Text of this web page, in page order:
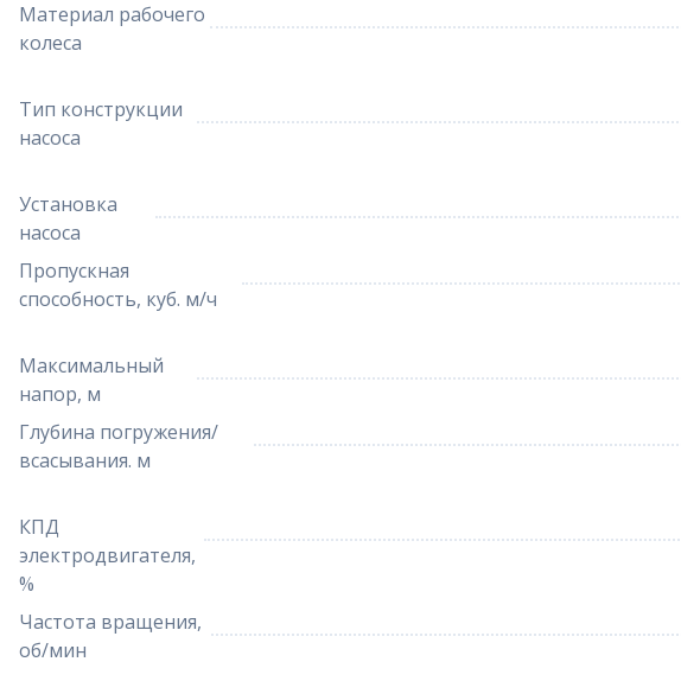
Материал рабочего
колеса
Тип конструкции
насоса
Установка
насоса
Пропускная
способность, куб. м/ч
Максимальный
напор, м
Глубина погружения/
всасывания. м
КПД
электродвигателя,
%
Частота вращения,
об/мин